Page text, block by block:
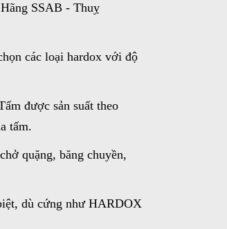
SSAB - Thuỵ
các loại hardox với độ
được sản suất theo
tấm.
quặng, băng chuyền,
dù cứng như HARDOX